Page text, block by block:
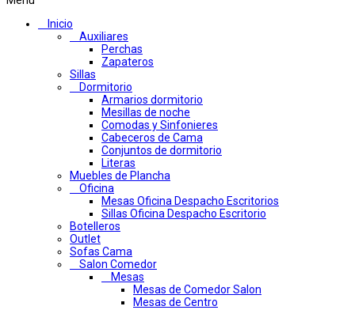
Inicio
Auxiliares
Perchas
Zapateros
Sillas
Dormitorio
Armarios dormitorio
Mesillas de noche
Comodas y Sinfonieres
Cabeceros de Cama
Conjuntos de dormitorio
Literas
Muebles de Plancha
Oficina
Mesas Oficina Despacho Escritorios
Sillas Oficina Despacho Escritorio
Botelleros
Outlet
Sofas Cama
Salon Comedor
Mesas
Mesas de Comedor Salon
Mesas de Centro